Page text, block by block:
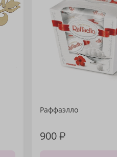
Раффаэлло
900₽